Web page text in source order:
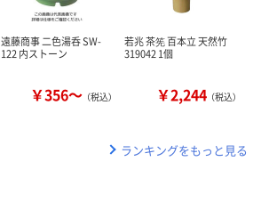
遠藤商事 二色湯呑 SW-
122 内ストーン
￥356～ （税込）
若兆 茶筅 百本立 天然竹
319042 1個
￥2,244 （税込）
ランキングをもっと見る